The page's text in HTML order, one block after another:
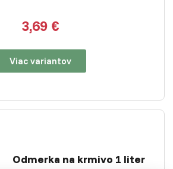
3,69 €
Viac variantov
Odmerka na krmivo 1 liter